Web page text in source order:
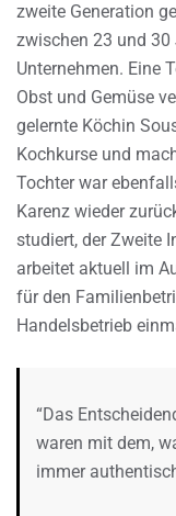
zweite Generation
zwischen 23 und
Unternehmen. Eine
Obst und Gemüse
gelernte Köchin
Kochkurse und
Tochter war
Karenz wieder
studiert, der Zweite
arbeitet aktuell im
für den
Handelsbetrieb
“Das
waren mit dem,
immer